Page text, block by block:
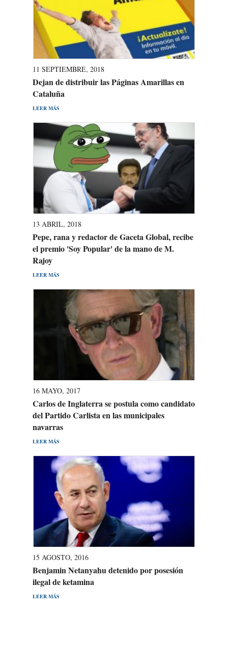
11 SEPTIEMBRE, 2018
Dejan de distribuir las Páginas Amarillas en
Cataluña
LEER MÁS
13 ABRIL, 2018
Pepe, rana y redactor de Gaceta Global, recibe
el premio 'Soy Popular' de la mano de M.
Rajoy
LEER MÁS
16 MAYO, 2017
Carlos de Inglaterra se postula como candidato
del Partido Carlista en las municipales
navarras
LEER MÁS
15 AGOSTO, 2016
Benjamin Netanyahu detenido por posesión
ilegal de ketamina
LEER MÁS